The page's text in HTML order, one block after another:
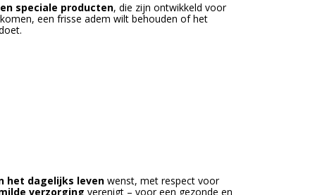
speciale producten, die zijn ontwikkeld voor
een frisse adem wilt behouden of het
het dagelijks levenwenst, met respect voor
verzorging verenigt – voor een gezonde en